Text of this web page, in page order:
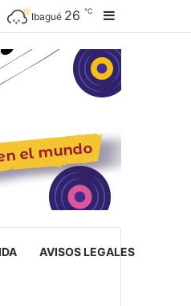
Ibagué 26 ℃
AVISOS LEGALES